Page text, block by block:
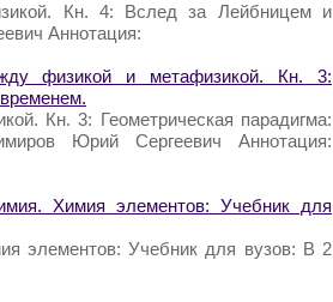
Кн. 4: Вслед за Лейбницем и
Аннотация:
физикой и метафизикой. Кн. 3:
Кн. 3: Геометрическая парадигма:
Юрий Сергеевич Аннотация:
Химия элементов: Учебник для
элементов: Учебник для вузов: В 2